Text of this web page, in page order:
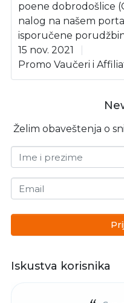
poene dobrodošlice
nalog na našem
isporučene
15 nov. 2021
Promo Vaučeri i
Želim obaveštenja o
Ime i prezime
Email
Iskustva korisnika